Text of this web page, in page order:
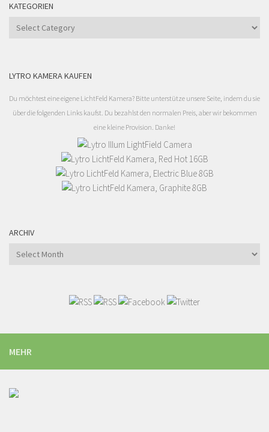
KATEGORIEN
Kategorien
LYTRO KAMERA KAUFEN
Du möchtest eine eigene LichtFeld Kamera? Bitte unterstütze unsere Seite, indem du sie
über die folgenden Links kaufst. Du bezahlst den normalen Preis, aber wir bekommen
eine kleine Provision. Danke!
ARCHIV
Archiv
MEHR